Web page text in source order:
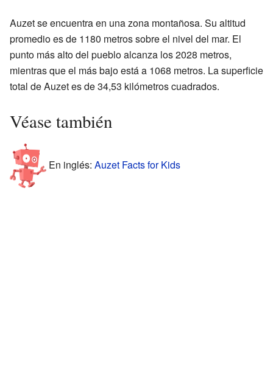
Auzet se encuentra en una zona montañosa. Su altitud
promedio es de 1180 metros sobre el nivel del mar. El
punto más alto del pueblo alcanza los 2028 metros,
mientras que el más bajo está a 1068 metros. La superficie
total de Auzet es de 34,53 kilómetros cuadrados.
Véase también
En inglés: Auzet Facts for Kids